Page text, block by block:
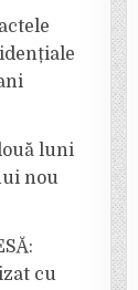
luni
nou
cu